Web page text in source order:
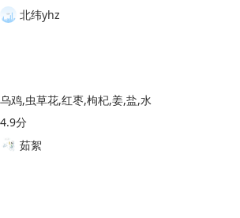
北纬yhz
乌鸡,虫草花,红枣,枸杞,姜,盐,水
4.9分
茹絮